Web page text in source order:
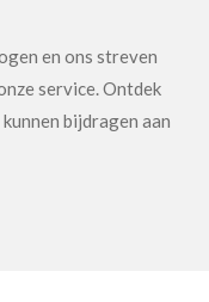
en ons streven
service. Ontdek
bijdragen aan